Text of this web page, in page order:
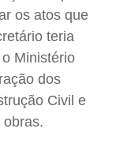
os atos que
teria
Ministério
dos
Civil e
obras.